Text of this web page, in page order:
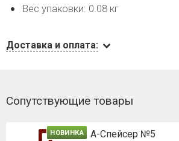
Вес упаковки: 0.08 кг
Доставка и оплата:
Сопутствующие товары
НОВИНКА А-Спейсер №5